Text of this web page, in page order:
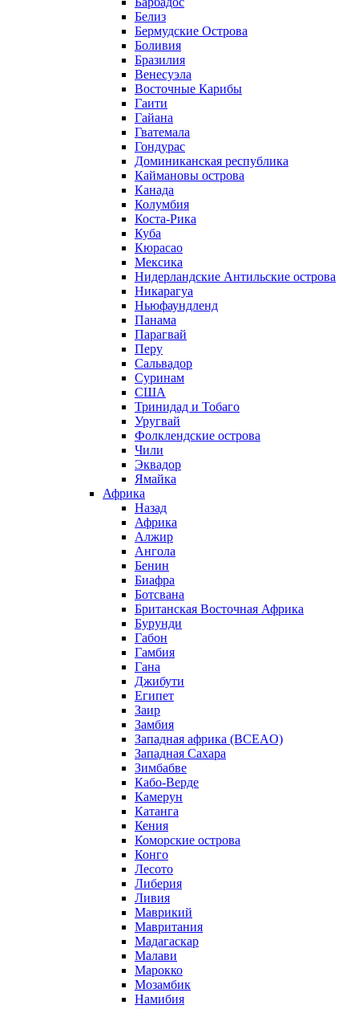
Белиз
Бермудские Острова
Боливия
Бразилия
Венесуэла
Восточные Карибы
Гаити
Гайана
Гватемала
Гондурас
Доминиканская республика
Каймановы острова
Канада
Колумбия
Коста-Рика
Куба
Кюрасао
Мексика
Нидерландские Антильские острова
Никарагуа
Ньюфаундленд
Панама
Парагвай
Перу
Сальвадор
Суринам
США
Тринидад и Тобаго
Уругвай
Фолклендские острова
Чили
Эквадор
Ямайка
Африка
Назад
Африка
Алжир
Ангола
Бенин
Биафра
Ботсвана
Британская Восточная Африка
Бурунди
Габон
Гамбия
Гана
Джибути
Египет
Заир
Замбия
Западная африка (BCEAO)
Западная Сахара
Зимбабве
Кабо-Верде
Камерун
Катанга
Кения
Коморские острова
Конго
Лесото
Либерия
Ливия
Маврикий
Мавритания
Мадагаскар
Малави
Марокко
Мозамбик
Намибия